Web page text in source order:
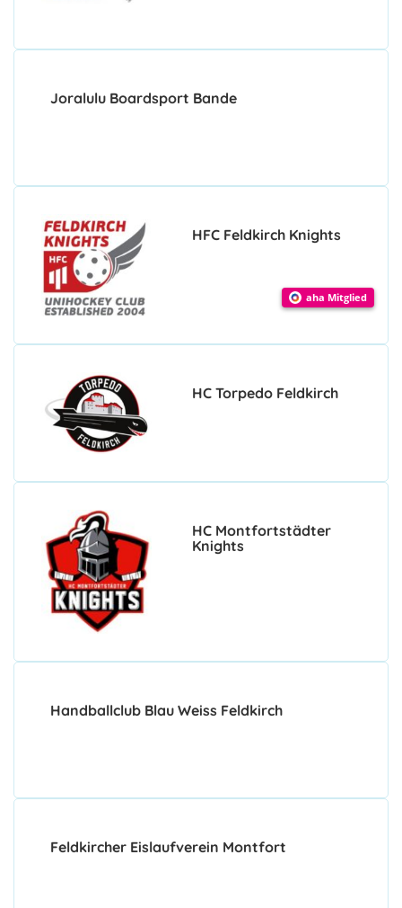
Joralulu Boardsport Bande
HFC Feldkirch Knights
aha Mitglied
HC Torpedo Feldkirch
HC Montfortstädter
Knights
Handballclub Blau Weiss Feldkirch
Feldkircher Eislaufverein Montfort